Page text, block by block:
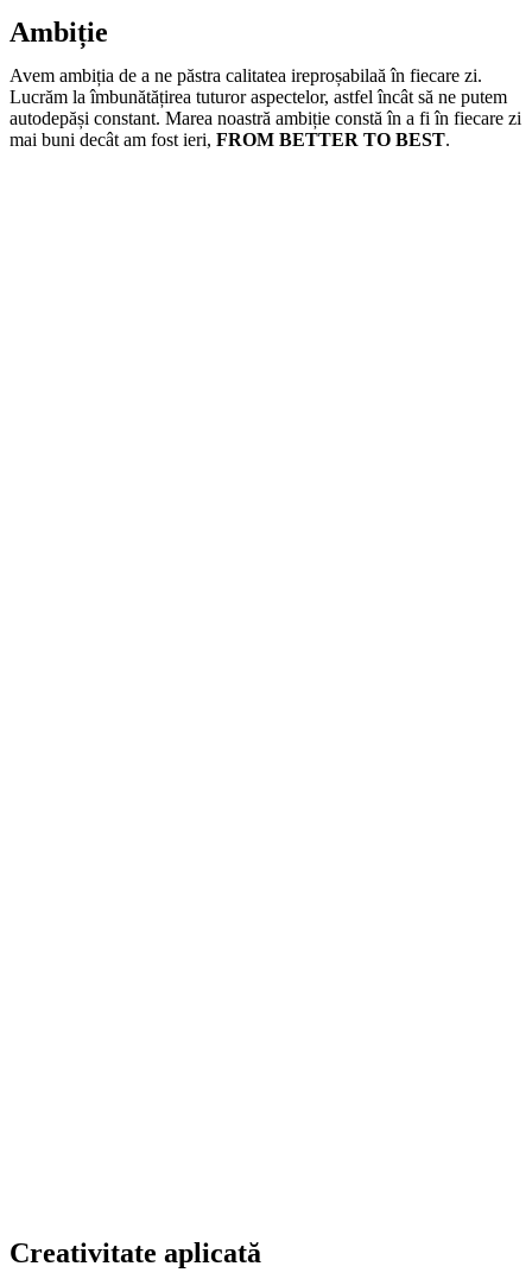
Ambiție
Avem ambiția de a ne păstra calitatea ireproșabilaă în fiecare zi.
Lucrăm la îmbunătățirea tuturor aspectelor, astfel încât să ne putem
autodepăși constant. Marea noastră ambiție constă în a fi în fiecare zi
mai buni decât am fost ieri, FROM BETTER TO BEST.
Creativitate aplicată